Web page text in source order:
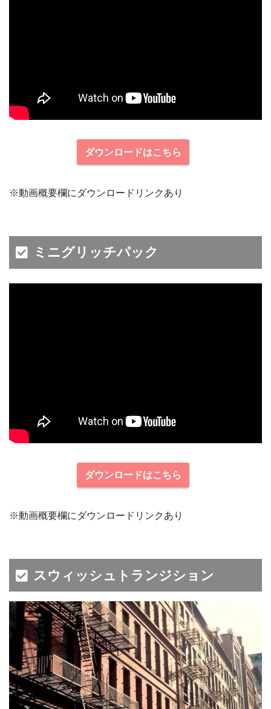
ダウンロードはこちら
※動画概要欄にダウンロードリンクあり
ミニグリッチパック
ダウンロードはこちら
※動画概要欄にダウンロードリンクあり
スウィッシュトランジション